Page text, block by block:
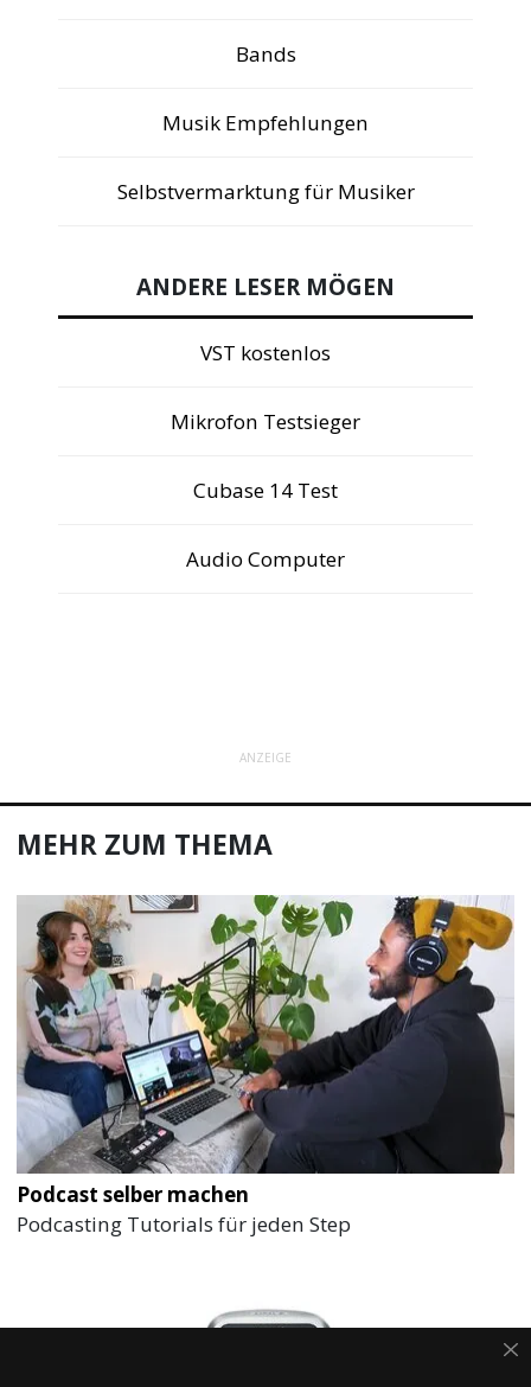
Bands
Musik Empfehlungen
Selbstvermarktung für Musiker
ANDERE LESER MÖGEN
VST kostenlos
Mikrofon Testsieger
Cubase 14 Test
Audio Computer
ANZEIGE
MEHR ZUM THEMA
Podcast selber machen
Podcasting Tutorials für jeden Step